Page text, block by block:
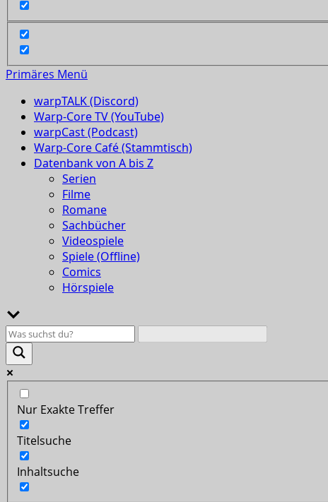
Primäres Menü
warpTALK (Discord)
Warp-Core TV (YouTube)
warpCast (Podcast)
Warp-Core Café (Stammtisch)
Datenbank von A bis Z
Serien
Filme
Romane
Sachbücher
Videospiele
Spiele (Offline)
Comics
Hörspiele
Nur Exakte Treffer
Titelsuche
Inhaltsuche